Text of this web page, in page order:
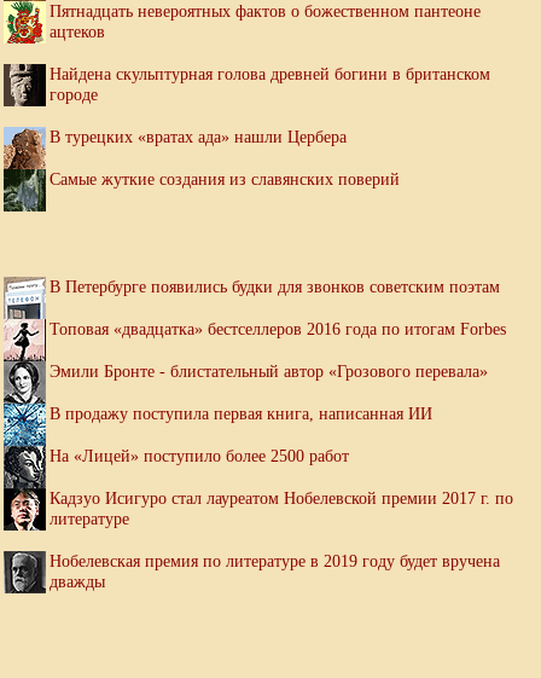
Пятнадцать невероятных фактов о божественном пантеоне
ацтеков
Найдена скульптурная голова древней богини в британском
городе
В турецких «вратах ада» нашли Цербера
Самые жуткие создания из славянских поверий
В Петербурге появились будки для звонков советским поэтам
Топовая «двадцатка» бестселлеров 2016 года по итогам Forbes
Эмили Бронте - блистательный автор «Грозового перевала»
В продажу поступила первая книга, написанная ИИ
На «Лицей» поступило более 2500 работ
Кадзуо Исигуро стал лауреатом Нобелевской премии 2017 г. по
литературе
Нобелевская премия по литературе в 2019 году будет вручена
дважды